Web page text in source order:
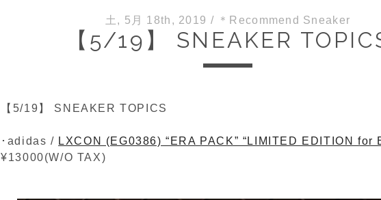
土, 5月 18th, 2019 / ＊Recommend Sneaker
【5/19】 SNEAKER
【5/19】 SNEAKER TOPICS
･adidas / LXCON (EG0386) “ERA PACK” “LIMITED EDITION for
¥13000(W/O TAX)